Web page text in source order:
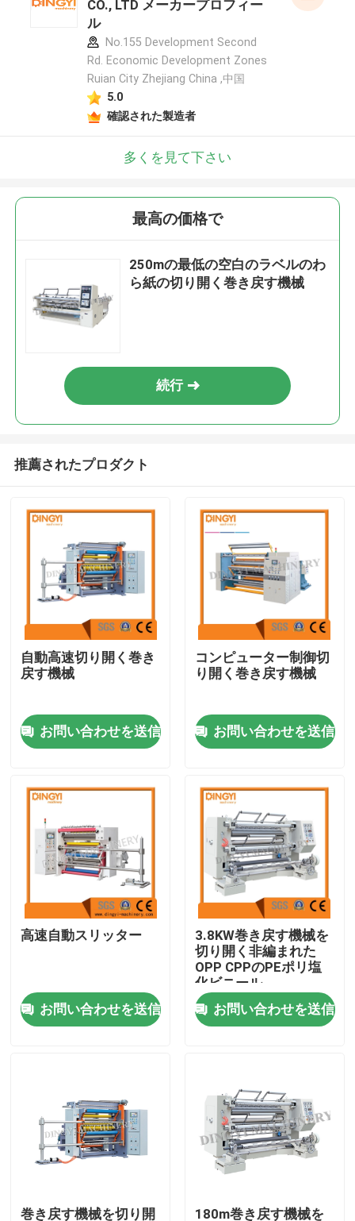
私達について
私達に連絡しなさい
フィルムの膨らんだ機械
HDPEの膨らんだフィルム機械
LDPEの膨らんだフィルム機械
CO., LTD メーカープロフィー
ル
No.155 Development Second
Rd. Economic Development Zones
Ruian City Zhejiang China ,中国
5.0
確認された製造者
多くを見て下さい
最高の価格で
250mの最低の空白のラベルのわ
ら紙の切り開く巻き戻す機械
続行
推薦されたプロダクト
自動高速切り開く巻き
戻す機械
お問い合わせを送信
コンピューター制御切
り開く巻き戻す機械
お問い合わせを送信
高速自動スリッター
お問い合わせを送信
3.8KW巻き戻す機械を
切り開く非編まれた
OPP CPPのPEポリ塩
化ビニール
お問い合わせを送信
巻き戻す機械を切り開 180m巻き戻す機械を